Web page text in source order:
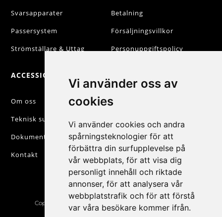
Vi använder oss av
cookies
Vi använder cookies och andra
spårningsteknologier för att
förbättra din surfupplevelse på
vår webbplats, för att visa dig
personligt innehåll och riktade
annonser, för att analysera vår
webbplatstrafik och för att förstå
var våra besökare kommer ifrån.
Svarsapparater
Passersystem
Strömställare & Uttag
ACCESSIQ
Om oss
Teknisk support
Dokumentation
Kontakt
Betalning
Försäljningsvillkor
Personuppgiftspolicy

 info@accessiq.se
Magasinsgatan 35,
Kungsbacka
Copyright © 2026 | All Rights Reserved | AccessiQ AB